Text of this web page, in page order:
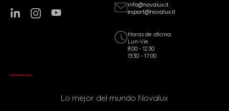
info@novalux.it
export@novalux.it
Horas de oficina:
Lun-Vie
8:00 - 12:30
13:30 - 17:00
Lo mejor del mundo Novalux